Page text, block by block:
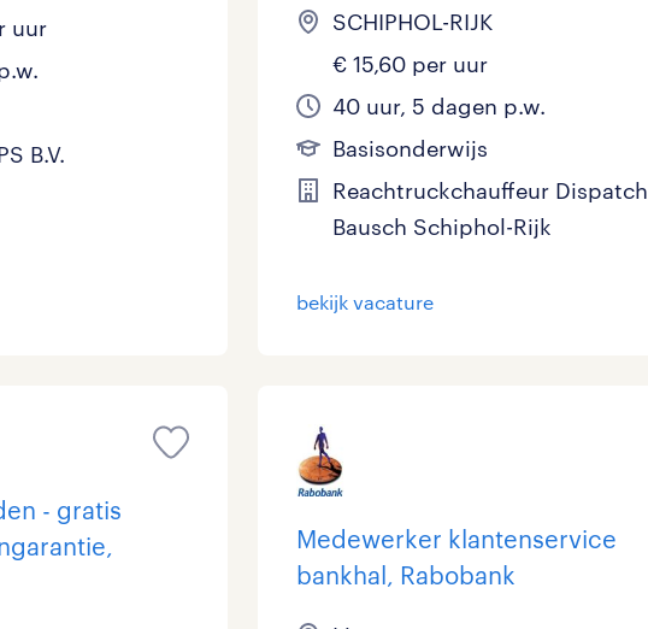
uur
B.V.
SCHIPHOL-RIJK
€ 15,60 per uur
40 uur, 5 dagen p.w.
Basisonderwijs
Reachtruckchauffeur Dispatch
Bausch Schiphol-Rijk
bekijk vacature
- gratis
Medewerker klantenservice
bankhal, Rabobank